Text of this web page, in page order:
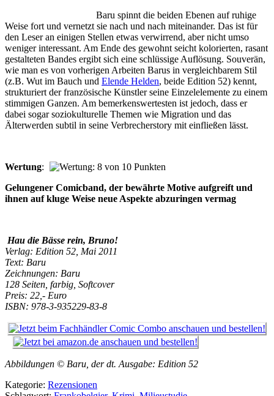
Baru spinnt die beiden Ebenen auf ruhige
Weise fort und vernetzt sie nach und nach miteinander. Das ist für
den Leser an einigen Stellen etwas verwirrend, aber nicht umso
weniger interessant. Am Ende des gewohnt seicht kolorierten, rasant
gestalteten Bandes ergibt sich eine schlüssige Auflösung. Souverän,
wie man es von vorherigen Arbeiten Barus in vergleichbarem Stil
(z.B. Wut im Bauch und Elende Helden, beide Edition 52) kennt,
strukturiert der französische Künstler seine Einzelelemente zu einem
stimmigen Ganzen. Am bemerkenswertesten ist jedoch, dass er
dabei sogar soziokulturelle Themen wie Migration und das
Älterwerden subtil in seine Verbrecherstory mit einfließen lässt.
Wertung:
Gelungener Comicband, der bewährte Motive aufgreift und
ihnen auf kluge Weise neue Aspekte abzuringen vermag
Hau die Bässe rein, Bruno!
Verlag: Edition 52, Mai 2011
Text: Baru
Zeichnungen: Baru
128 Seiten, farbig, Softcover
Preis: 22,- Euro
ISBN: 978-3-935229-83-8
Abbildungen © Baru, der dt. Ausgabe: Edition 52
Kategorie: Rezensionen